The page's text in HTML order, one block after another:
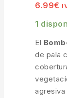
6.99€
1
El
de pala